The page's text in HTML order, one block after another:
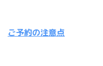
ご予約の注意点